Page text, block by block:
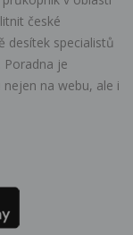
české
desítek specialistů
Poradna je
na webu, ale i